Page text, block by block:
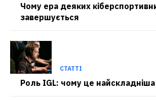
Чому ера деяких
завершується
СТАТТІ
Роль IGL: чому це найскладніша